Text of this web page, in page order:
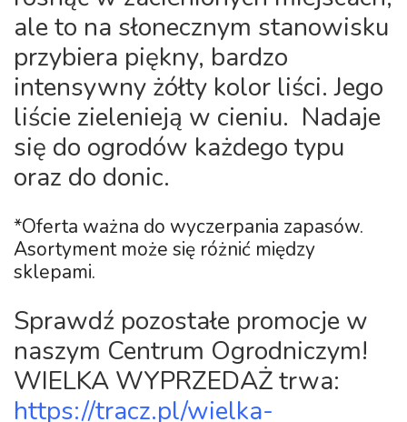
ale to na słonecznym stanowisku
przybiera piękny, bardzo
intensywny żółty kolor liści. Jego
liście zielenieją w cieniu. Nadaje
się do ogrodów każdego typu
oraz do donic.
*Oferta ważna do wyczerpania zapasów.
Asortyment może się różnić między
sklepami.
Sprawdź pozostałe promocje w
naszym Centrum Ogrodniczym!
WIELKA WYPRZEDAŻtrwa:
https://tracz.pl/wielka-